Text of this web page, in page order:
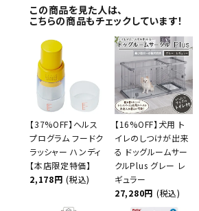
この商品を見た人は、
こちらの商品もチェックしています！
【37%OFF】ヘルス
プログラム フードク
ラッシャー ハンディ
【本店限定特価】
2,178円 (税込)
【16%OFF】犬用 ト
イレのしつけが出来
る ドッグルームサー
クルPlus グレー レ
ギュラー
27,280円 (税込)